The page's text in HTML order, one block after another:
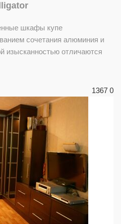
шкафы купе
сочетания алюминия и
изысканностью отличаются
1367 0